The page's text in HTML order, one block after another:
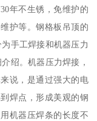
年不生锈，免维护的
护等。钢格板吊顶的
手工焊接和机器压力
绍。机器压力焊接，
说，是通过强大的电
焊点，形成美观的钢
机器压焊条的长度不